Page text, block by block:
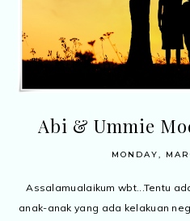
Abi & Ummie
MONDAY,
Assalamualaikum wbt...Tentu
anak-anak yang ada kelakuan